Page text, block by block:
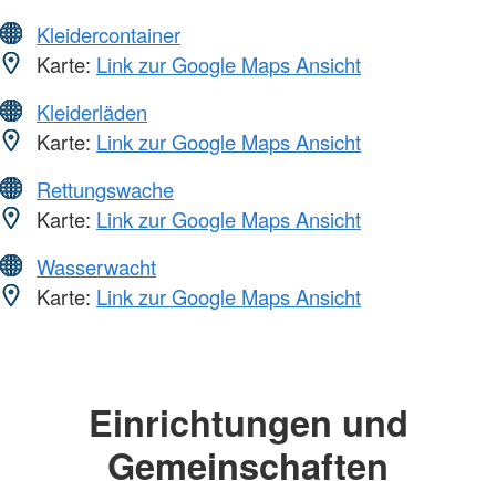
Kleidercontainer
Karte: Link zur Google Maps Ansicht
Kleiderläden
Karte: Link zur Google Maps Ansicht
Rettungswache
Karte: Link zur Google Maps Ansicht
Wasserwacht
Karte: Link zur Google Maps Ansicht
Einrichtungen und
Gemeinschaften